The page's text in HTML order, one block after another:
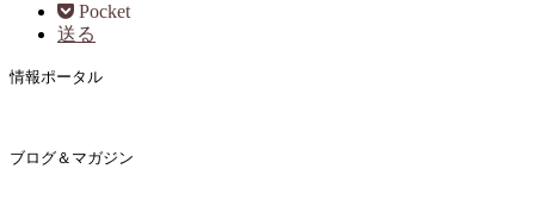
Pocket
送る
情報ポータル
ブログ＆マガジン